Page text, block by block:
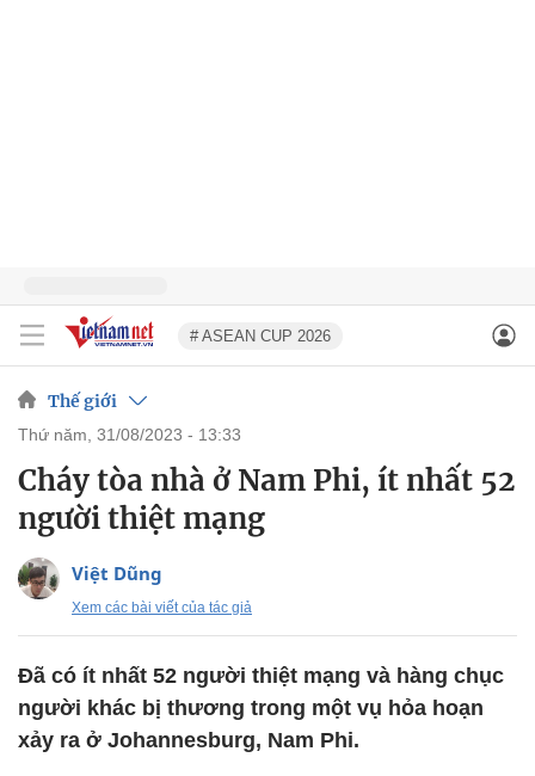
# ASEAN CUP 2026
Thế giới
thứ năm, 31/08/2023 - 13:33
Cháy tòa nhà ở Nam Phi, ít nhất 52
người thiệt mạng
Việt Dũng
Xem các bài viết của tác giả
Đã có ít nhất 52 người thiệt mạng và hàng chục
người khác bị thương trong một vụ hỏa hoạn
xảy ra ở Johannesburg, Nam Phi.